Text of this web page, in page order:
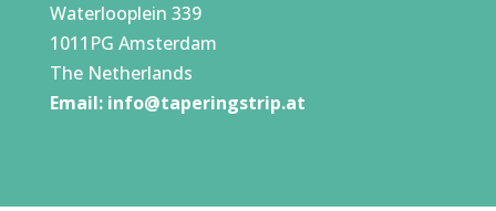
Waterlooplein 339
1011PG Amsterdam
The Netherlands
Email: info@taperingstrip.at